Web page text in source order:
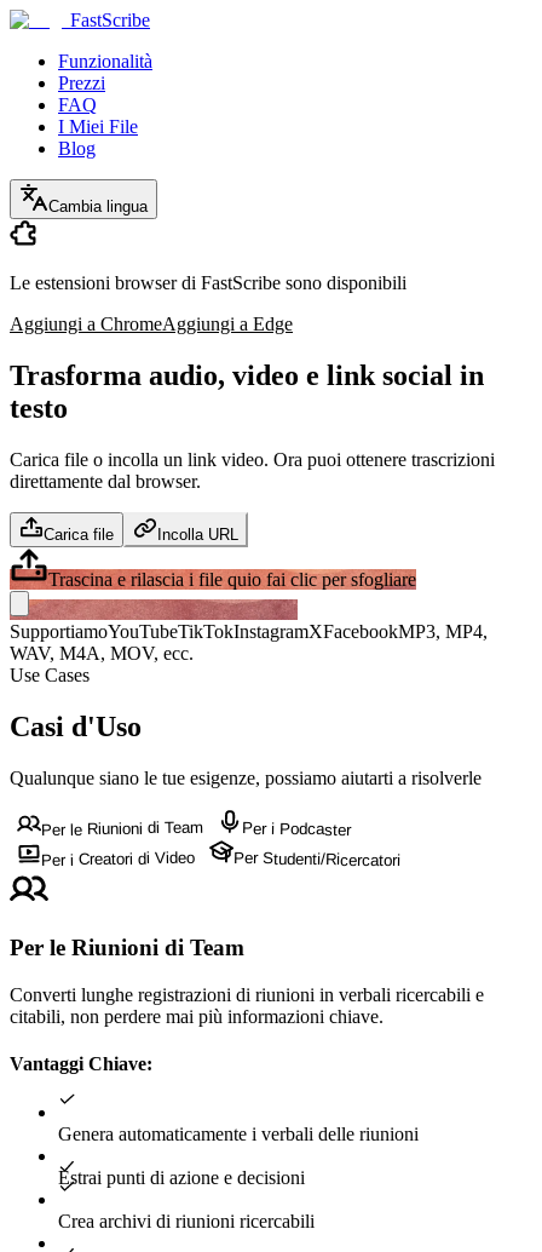
FastScribe
Funzionalità
Prezzi
FAQ
I Miei File
Blog
Cambia lingua
Le estensioni browser di FastScribe sono disponibili
Aggiungi a ChromeAggiungi a Edge
Trasforma audio, video e link social in
testo
Carica file o incolla un link video. Ora puoi ottenere trascrizioni
direttamente dal browser.
Carica file Incolla URL
Trascina e rilascia i file quio fai clic per sfogliare
SupportiamoYouTubeTikTokInstagramXFacebookMP3, MP4,
WAV, M4A, MOV, ecc.
Use Cases
Casi d'Uso
Qualunque siano le tue esigenze, possiamo aiutarti a risolverle
Per le Riunioni di Team Per i Podcaster
Per i Creatori di Video Per Studenti/Ricercatori
Per le Riunioni di Team
Converti lunghe registrazioni di riunioni in verbali ricercabili e
citabili, non perdere mai più informazioni chiave.
Vantaggi Chiave:
Genera automaticamente i verbali delle riunioni
Estrai punti di azione e decisioni
Crea archivi di riunioni ricercabili